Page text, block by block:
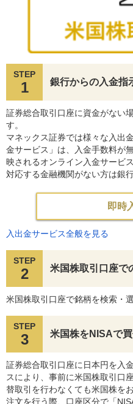
STEP
1 銀行からの入金指
証券総合取引口座に資金がない
す。
マネックス証券では様々な入出
金サービス」は、入金手数料が
映されるオンライン入金サービ
対応する金融機関がない方は銀
即時
入出金サービス全般を見る
STEP
2 米国株取引口座で
米国株取引口座で銘柄を検索・選
STEP
3 米国株をNISAで
証券総合取引口座に日本円を入
スにより、事前に米国株取引口
替取引を行わなくても米国株を
注文を行う際、口座区分で「